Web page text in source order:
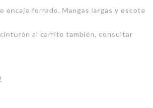
encaje forrado. Mangas largas y escote
al carrito también, consultar